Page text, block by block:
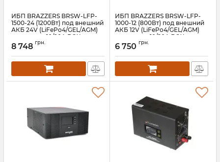
ИБП BRAZZERS BRSW-LFP-
1500-24 (1200Вт) под внешний
АКБ 24V (LiFePo4/GEL/AGM)
ток заряда 10/20A BOX
Артикул: 06814
8 748 грн.
ИБП BRAZZERS BRSW-LFP-
1000-12 (800Вт) под внешний
АКБ 12V (LiFePo4/GEL/AGM)
ток заряда 10/20A BOX
Артикул: 06812
6 750 грн.